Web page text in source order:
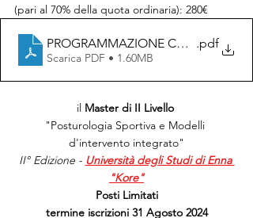
(pari al 70% della quota ordinaria): 280€
PROGRAMMAZIONE CORSO
.pdf
Scarica PDF • 1.60MB
il Master di II Livello
"Posturologia Sportiva e Modelli
d'intervento integrato"
II° Edizione - Università degli Studi di Enna
"Kore"
Posti Limitati
termine iscrizioni 31 Agosto 2024